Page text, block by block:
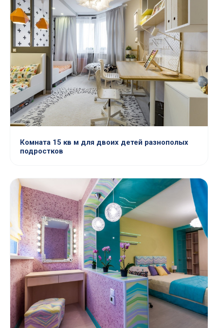
Комната 15 кв м для двоих детей разнополых
подростков